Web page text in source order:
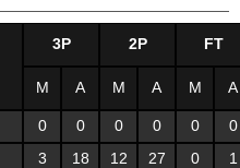
3P 2P FT
M A M A M A
0 0 0 0 0
0
3 18 12 27 0
1